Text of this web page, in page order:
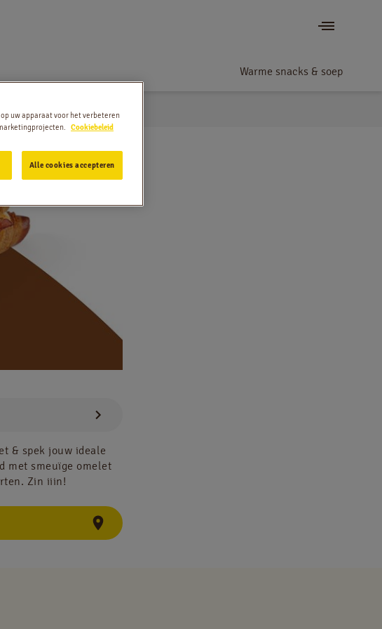
Warme snacks & soep
& spek jouw ideale
met smeuïge omelet
Zin iiin!
uw apparaat voor het verbeteren
Cookiebeleid
Alle cookies accepteren